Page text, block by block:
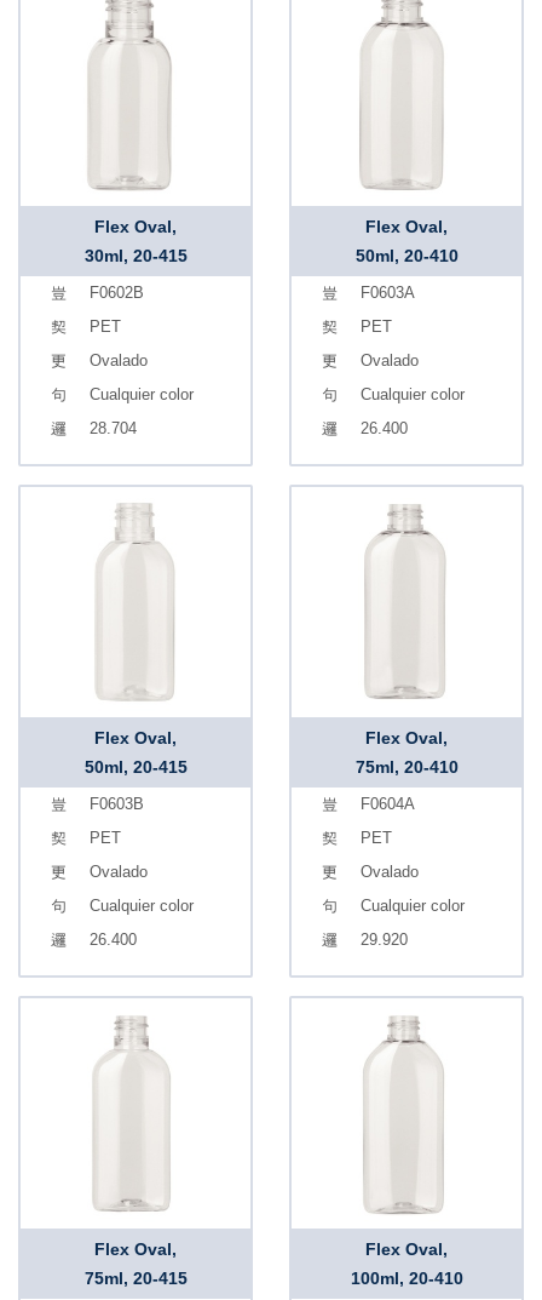
Flex Oval,
30ml, 20-415
F0602B
PET
Ovalado
Cualquier color
28.704
Flex Oval,
50ml, 20-410
F0603A
PET
Ovalado
Cualquier color
26.400
Flex Oval,
50ml, 20-415
F0603B
PET
Ovalado
Cualquier color
26.400
Flex Oval,
75ml, 20-410
F0604A
PET
Ovalado
Cualquier color
29.920
Flex Oval,
75ml, 20-415
Flex Oval,
100ml, 20-410